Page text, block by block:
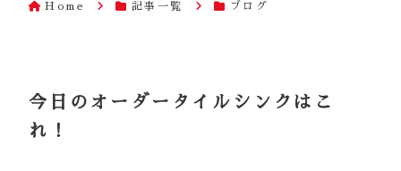
Home 記事一覧 ブログ
今日のオーダータイルシンクはこ
れ！